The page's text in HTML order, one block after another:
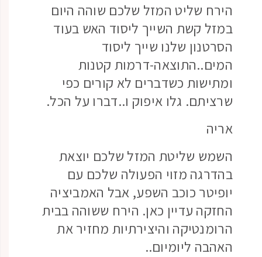
הירח שליט המזל שלכם שוהה היום
במזל קשת השייך ליסוד האש בעוד
הסרטנון שלנו שייך ליסוד
המים..התוצאה-דרמות קטנות
ומתישות כשדברים לא קורים כפי
שרציתם. גלו איפוק ו..דברו על הכל.
אריה
השמש שליטת המזל שלכם יוצאת
בהדרגה מזוי הפעולה שלכם עם
יופיטר כוכב השפע, אבל האמביציה
החזקה עדיין כאן. הירח ששוהה בבית
הרומנטיקה והיצירתיות מחזיר את
האהבה ליומיום..